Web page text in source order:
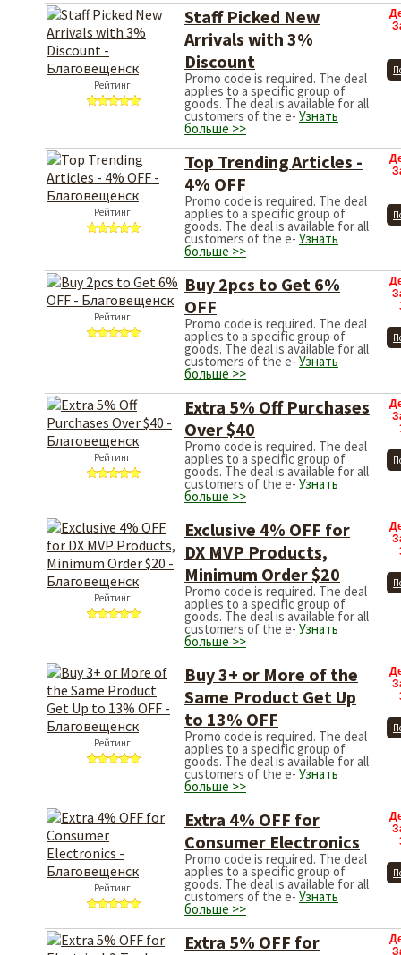
Рейтинг:
Staff Picked New
Arrivals with 3%
Discount
Promo code is required. The deal
applies to a specific group of
goods. The deal is available for all
customers of the e- Узнать
больше >>
Рейтинг:
Top Trending Articles -
4% OFF
Promo code is required. The deal
applies to a specific group of
goods. The deal is available for all
customers of the e- Узнать
больше >>
Рейтинг:
Buy 2pcs to Get 6%
OFF
Promo code is required. The deal
applies to a specific group of
goods. The deal is available for all
customers of the e- Узнать
больше >>
Рейтинг:
Extra 5% Off Purchases
Over $40
Promo code is required. The deal
applies to a specific group of
goods. The deal is available for all
customers of the e- Узнать
больше >>
Рейтинг:
Exclusive 4% OFF for
DX MVP Products,
Minimum Order $20
Promo code is required. The deal
applies to a specific group of
goods. The deal is available for all
customers of the e- Узнать
больше >>
Рейтинг:
Buy 3+ or More of the
Same Product Get Up
to 13% OFF
Promo code is required. The deal
applies to a specific group of
goods. The deal is available for all
customers of the e- Узнать
больше >>
Рейтинг:
Extra 4% OFF for
Consumer Electronics
Promo code is required. The deal
applies to a specific group of
goods. The deal is available for all
customers of the e- Узнать
больше >>
Extra 5% OFF for